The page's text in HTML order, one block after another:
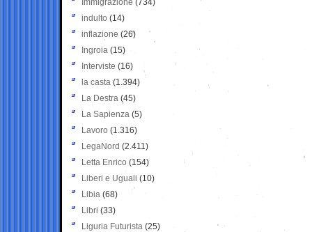
Immigrazione (734)
indulto (14)
inflazione (26)
Ingroia (15)
Interviste (16)
la casta (1.394)
La Destra (45)
La Sapienza (5)
Lavoro (1.316)
LegaNord (2.411)
Letta Enrico (154)
Liberi e Uguali (10)
Libia (68)
Libri (33)
Liguria Futurista (25)